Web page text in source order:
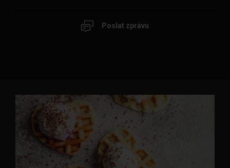
Poslat zprávu